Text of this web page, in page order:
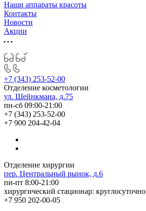
Наши аппараты красоты
Контакты
Новости
Акции
+7 (343) 253-52-00
Отделение косметологии
ул. Шейнкмана, д.75
пн-сб 09:00-21:00
+7 (343) 253-52-00
+7 900 204-42-04
Отделение хирургии
пер. Центральный рынок, д.6
пн-пт 8:00-21:00
хирургический стационар: круглосуточно
+7 950 202-00-05